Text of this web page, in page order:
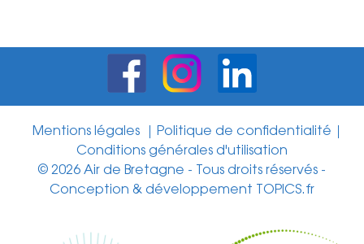
Mentions légales
Politique de confidentialité
Conditions générales d'utilisation
© 2026 Air de Bretagne - Tous droits réservés -
Conception & développement
TOPICS.fr